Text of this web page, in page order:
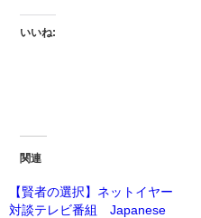
いいね:
関連
【賢者の選択】ネットイヤー
対談テレビ番組 Japanese